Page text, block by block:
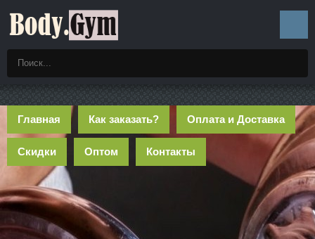
Главная Как заказать? Оплата и Доставка
Скидки Оптом Контакты